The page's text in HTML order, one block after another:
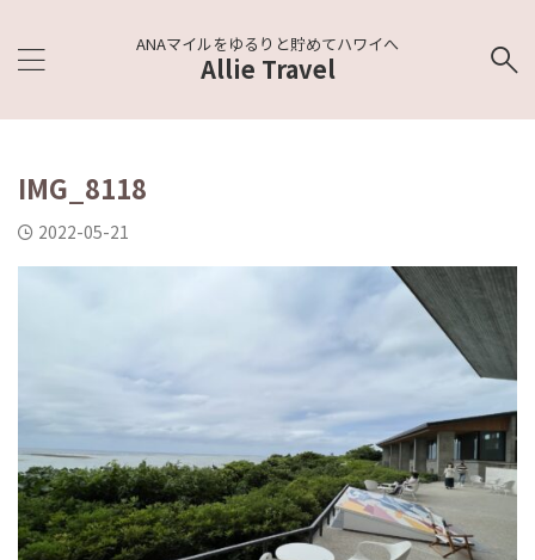
ANAマイルをゆるりと貯めてハワイへ
Allie Travel
IMG_8118
2022-05-21